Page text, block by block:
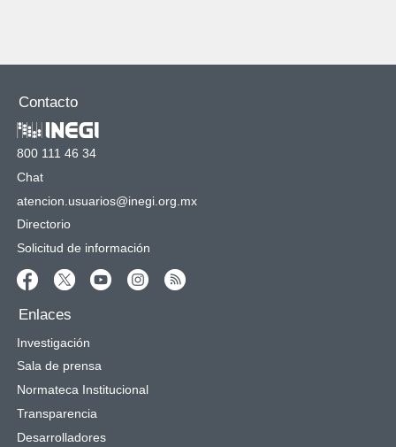
Contacto
800 111 46 34
Chat
atencion.usuarios@inegi.org.mx
Directorio
Solicitud de información
Enlaces
Investigación
Sala de prensa
Normateca Institucional
Transparencia
Desarrolladores